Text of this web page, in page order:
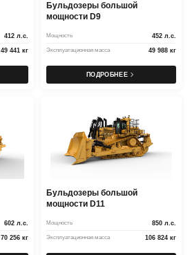
412 л.с.
49 441 кг
Бульдозеры большой
мощности D9
Мощность 452 л.с.
Эксплуатационная масса 49 988 кг
ПОДРОБНЕЕ
602 л.с.
70 256 кг
Бульдозеры большой
мощности D11
Мощность 850 л.с.
Эксплуатационная масса 106 824 кг